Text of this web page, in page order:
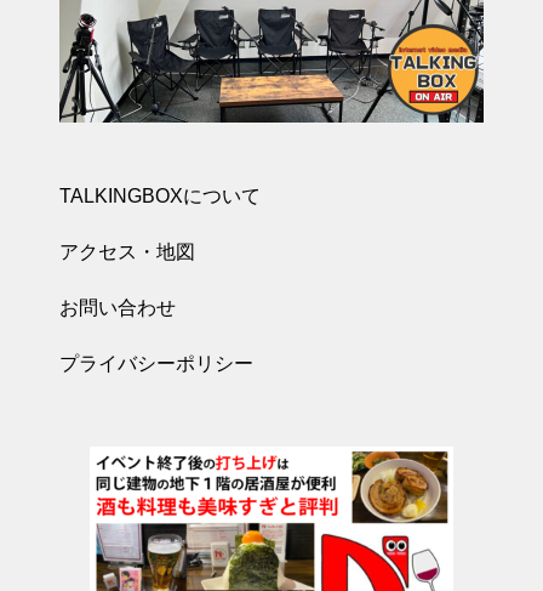
TALKINGBOXについて
アクセス・地図
お問い合わせ
プライバシーポリシー